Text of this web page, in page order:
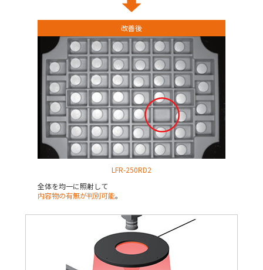
改善後
LFR-250RD2
全体を均一に照射して
内容物の有無が判別可能。